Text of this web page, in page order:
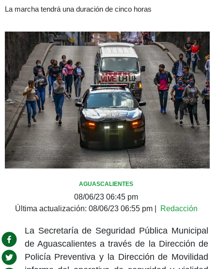
La marcha tendrá una duración de cinco horas
AGUASCALIENTES
08/06/23 06:45 pm
Última actualización: 08/06/23 06:55 pm| Redacción
La Secretaría de Seguridad Pública Municipal
de Aguascalientes a través de la Dirección de
Policía Preventiva y la Dirección de Movilidad